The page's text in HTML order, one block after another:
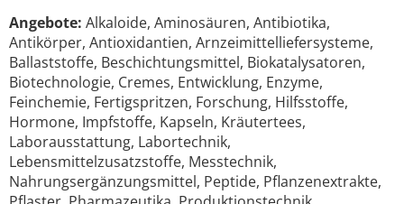
Angebote: Alkaloide, Aminosäuren, Antibiotika,
Antikörper, Antioxidantien, Arnzeimittelliefersysteme,
Ballaststoffe, Beschichtungsmittel, Biokatalysatoren,
Biotechnologie, Cremes, Entwicklung, Enzyme,
Feinchemie, Fertigspritzen, Forschung, Hilfsstoffe,
Hormone, Impfstoffe, Kapseln, Kräutertees,
Laborausstattung, Labortechnik,
Lebensmittelzusatzstoffe, Messtechnik,
Nahrungsergänzungsmittel, Peptide, Pflanzenextrakte,